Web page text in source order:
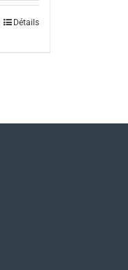
Détails